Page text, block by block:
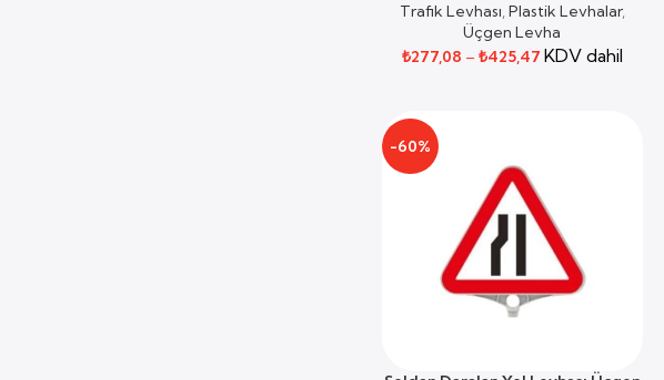
Trafik Levhası,Plastik Levhalar,
Üçgen Levha
₺277,08 – ₺425,47 KDV dahil
-60%